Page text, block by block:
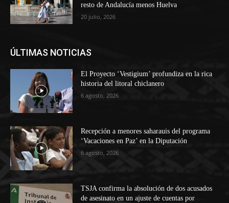
resto de Andalucía menos Huelva
20 julio, 2026
ÚLTIMAS NOTICIAS
El Proyecto ‘Vestigium’ profundiza en la rica
historia del litoral chiclanero
6 agosto, 2026
Recepción a menores saharauis del programa
‘Vacaciones en Paz’ en la Diputación
6 agosto, 2026
TSJA confirma la absolución de dos acusados
de asesinato en un ajuste de cuentas por